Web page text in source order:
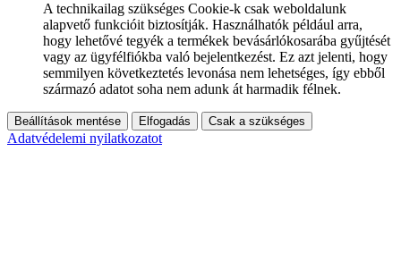
A technikailag szükséges Cookie-k csak weboldalunk
alapvető funkcióit biztosítják. Használhatók például arra,
hogy lehetővé tegyék a termékek bevásárlókosarába gyűjtését
vagy az ügyfélfiókba való bejelentkezést. Ez azt jelenti, hogy
semmilyen következtetés levonása nem lehetséges, így ebből
származó adatot soha nem adunk át harmadik félnek.
Beállítások mentése Elfogadás Csak a szükséges
Adatvédelemi nyilatkozatot